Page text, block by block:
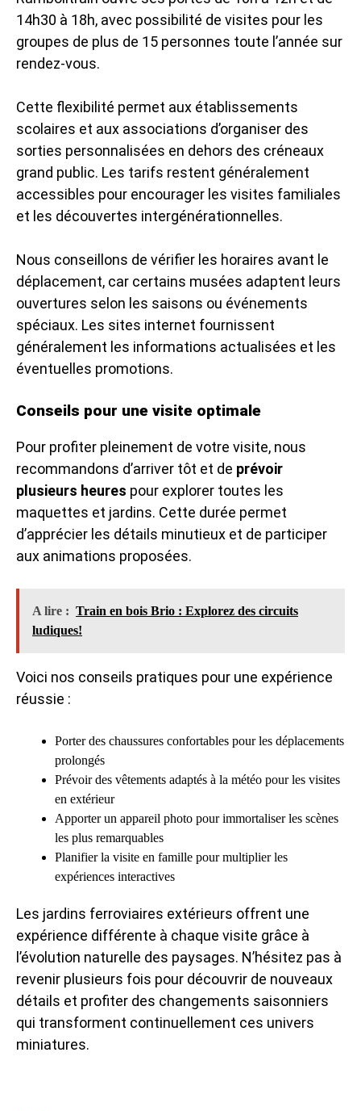
14h30 à 18h, avec possibilité de visites pour les
groupes de plus de 15 personnes toute l’année sur
rendez-vous.
Cette flexibilité permet aux établissements
scolaires et aux associations d’organiser des
sorties personnalisées en dehors des créneaux
grand public. Les tarifs restent généralement
accessibles pour encourager les visites familiales
et les découvertes intergénérationnelles.
Nous conseillons de vérifier les horaires avant le
déplacement, car certains musées adaptent leurs
ouvertures selon les saisons ou événements
spéciaux. Les sites internet fournissent
généralement les informations actualisées et les
éventuelles promotions.
Conseils pour une visite optimale
Pour profiter pleinement de votre visite, nous
recommandons d’arriver tôt et de prévoir
plusieurs heures pour explorer toutes les
maquettes et jardins. Cette durée permet
d’apprécier les détails minutieux et de participer
aux animations proposées.
A lire : Train en bois Brio : Explorez des circuits
ludiques!
Voici nos conseils pratiques pour une expérience
réussie :
Porter des chaussures confortables pour les déplacements
prolongés
Prévoir des vêtements adaptés à la météo pour les visites
en extérieur
Apporter un appareil photo pour immortaliser les scènes
les plus remarquables
Planifier la visite en famille pour multiplier les
expériences interactives
Les jardins ferroviaires extérieurs offrent une
expérience différente à chaque visite grâce à
l’évolution naturelle des paysages. N’hésitez pas à
revenir plusieurs fois pour découvrir de nouveaux
détails et profiter des changements saisonniers
qui transforment continuellement ces univers
miniatures.